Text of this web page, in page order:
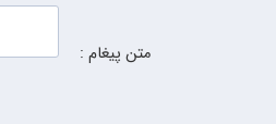
متن پیغام :